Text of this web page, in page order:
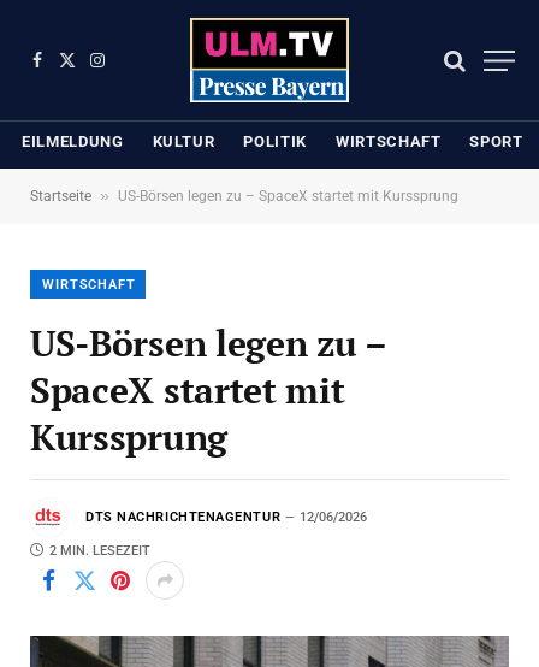
Facebook
X
Instagram
EILMELDUNG KULTUR POLITIK WIRTSCHAFT SPORT
Startseite » US-Börsen legen zu – SpaceX startet mit Kurssprung
WIRTSCHAFT
US-Börsen legen zu –
SpaceX startet mit
Kurssprung
DTS NACHRICHTENAGENTUR 12/06/2026
2 MIN. LESEZEIT